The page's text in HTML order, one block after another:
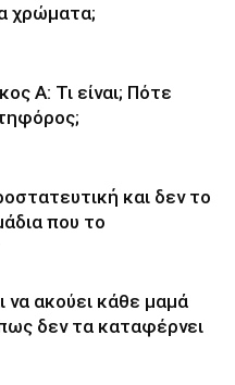
χρώματα;
Α: Τι είναι; Πότε
και δεν το
που το
να ακούει κάθε μαμά
δεν τα καταφέρνει